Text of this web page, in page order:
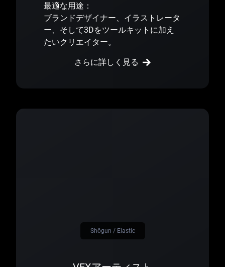
最適な用途：
ブランドデザイナー、イラストレータ
ー、そして3Dをツールキットに加え
たいクリエイター。
さらに詳しく見る
Shōgun / Elastic